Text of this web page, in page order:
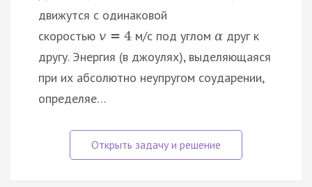
движутся с одинаковой
скоростью v = 4 м/с под угломα друг к
другу. Энергия (в джоулях), выделяющаяся
при их абсолютно неупругом соударении,
определяе…